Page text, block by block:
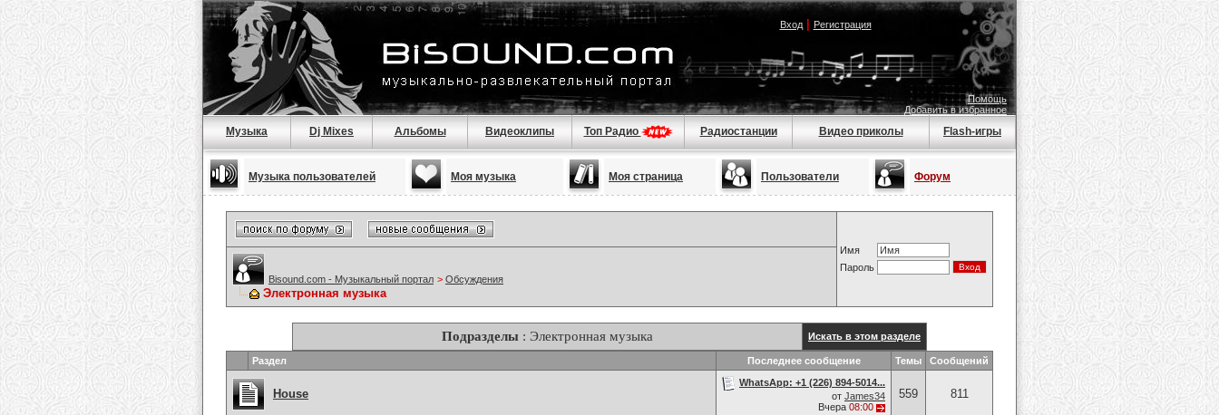
Вход| Регистрация
Помощь
Добавить в избранное
Музыка Dj Mixes Альбомы Видеоклипы Топ Радио Радиостанции Видео приколы Flash-игры
Музыка пользователей Моя музыка Моя страница Пользователи Форум
Имя
Пароль
Bisound.com - Музыкальный портал > Обсуждения
Электронная музыка
Подразделы : Электронная музыка Искать в этом разделе
Раздел Последнее сообщение Темы Сообщений
House
WhatsApp: +1 (226) 894-5014​...
от James34
Вчера 08:00
559 811